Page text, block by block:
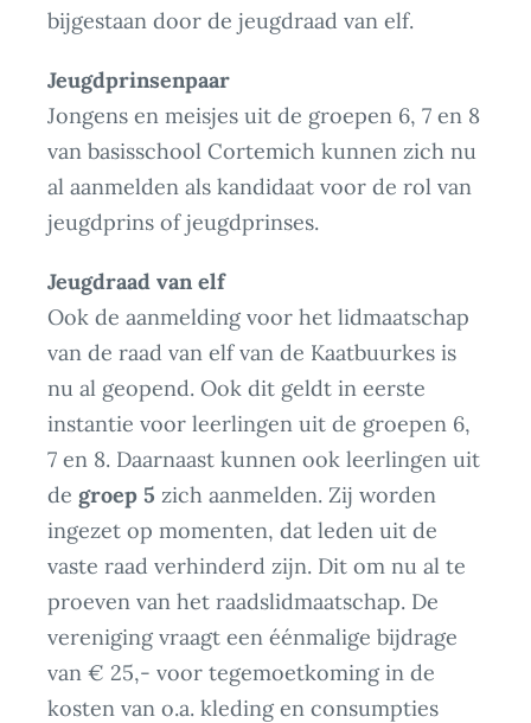
bijgestaan door de jeugdraad van elf.
Jeugdprinsenpaar
Jongens en meisjes uit de groepen 6, 7 en 8
van basisschool Cortemich kunnen zich nu
al aanmelden als kandidaat voor de rol van
jeugdprins of jeugdprinses.
Jeugdraad van elf
Ook de aanmelding voor het lidmaatschap
van de raad van elf van de Kaatbuurkes is
nu al geopend. Ook dit geldt in eerste
instantie voor leerlingen uit de groepen 6,
7 en 8. Daarnaast kunnen ook leerlingen uit
de groep 5 zich aanmelden. Zij worden
ingezet op momenten, dat leden uit de
vaste raad verhinderd zijn. Dit om nu al te
proeven van het raadslidmaatschap. De
vereniging vraagt een éénmalige bijdrage
van € 25,- voor tegemoetkoming in de
kosten van o.a. kleding en consumpties